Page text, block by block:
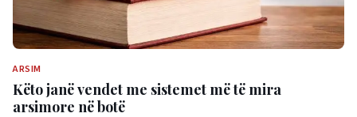
ARSIM
Këto janë vendet me sistemet më të mira
arsimore në botë